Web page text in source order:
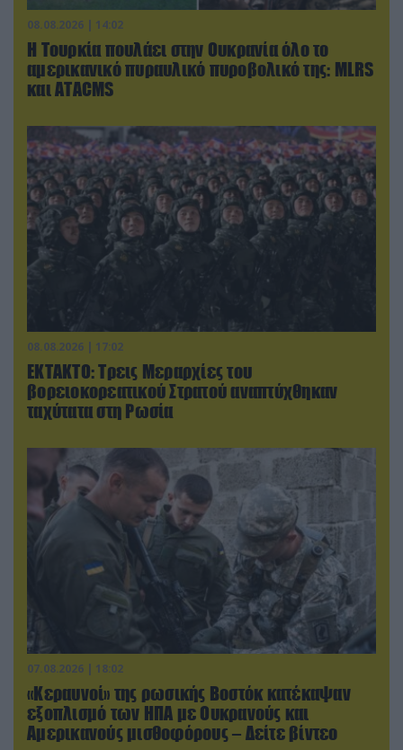
08.08.2026 | 14:02
Η Τουρκία πουλάει στην Ουκρανία όλο το
αμερικανικό πυραυλικό πυροβολικό της: MLRS
και ΑΤΑCMS
08.08.2026 | 17:02
ΕΚΤΑΚΤΟ: Τρεις Μεραρχίες του
βορειοκορεατικού Στρατού αναπτύχθηκαν
ταχύτατα στη Ρωσία
07.08.2026 | 18:02
«Κεραυνοί» της ρωσικής Βοστόκ κατέκαψαν
εξοπλισμό των ΗΠΑ με Ουκρανούς και
Αμερικανούς μισθοφόρους – Δείτε βίντεο